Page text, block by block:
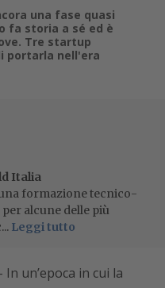
una fase quasi
fa storia a sé ed è
Tre startup
portarla nell'era
Italia
formazione tecnico-
alcune delle più
Leggi tutto
In un’epoca in cui la